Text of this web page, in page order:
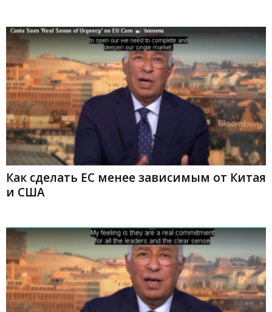
Как сделать ЕС менее зависимым от Китая
и США